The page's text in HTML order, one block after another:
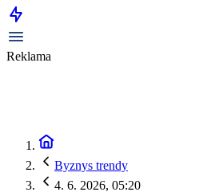
Reklama
Byznys trendy
4. 6. 2026, 05:20